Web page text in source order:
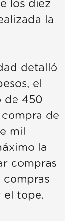
los diez
la
detalló
el
de 450
de
mil
la
compras
compras
el tope.